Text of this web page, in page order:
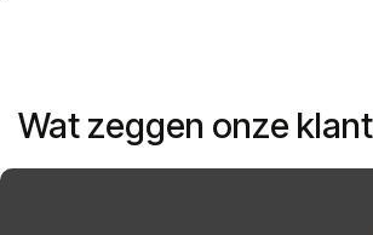
Wat zeggen onze